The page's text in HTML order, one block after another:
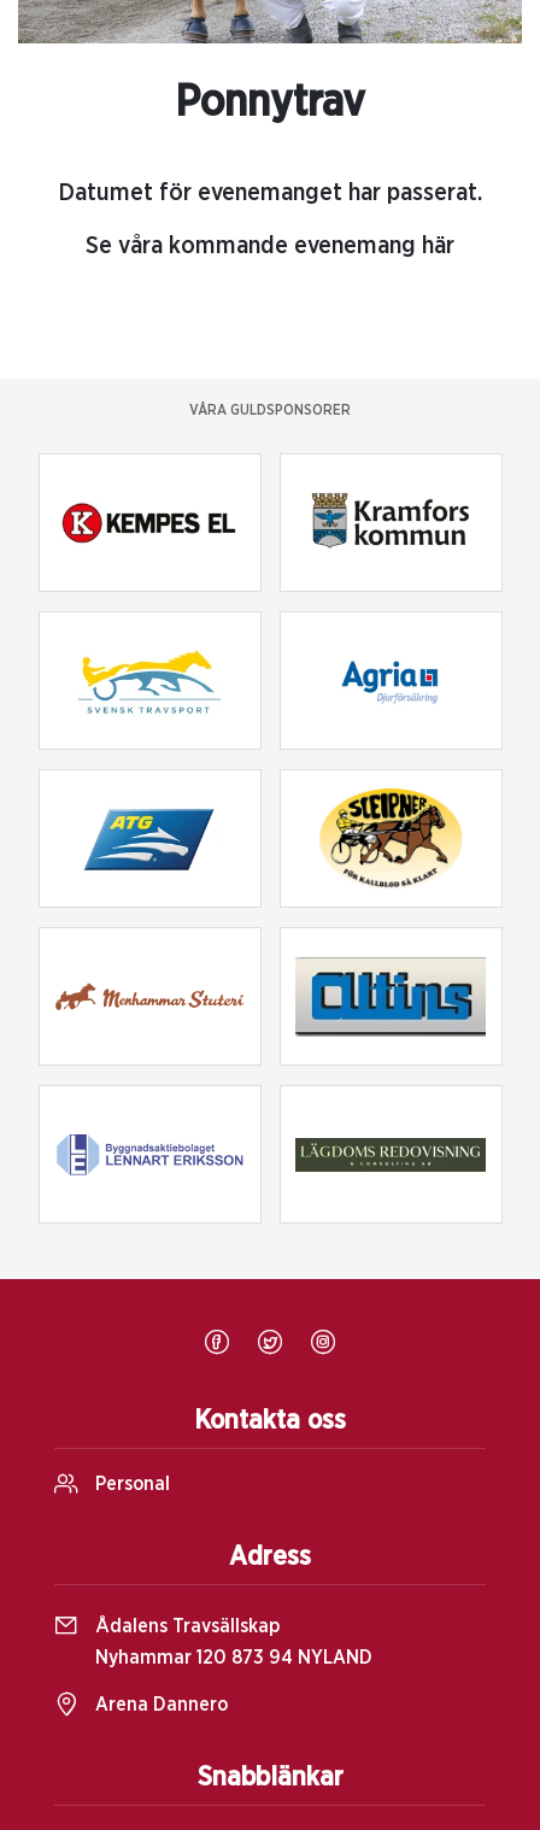
Ponnytrav
Datumet för evenemanget har passerat.
Se våra kommande evenemang här
VÅRA GULDSPONSORER
Snabblänkar
Kontakta oss
Personal
Adress
Ådalens Travsällskap
Nyhammar 120 873 94 NYLAND
Arena Dannero